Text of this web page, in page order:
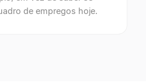
de empregos hoje.